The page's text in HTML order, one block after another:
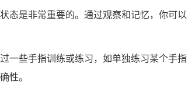
态是非常重要的。通过观察和记忆，你可以
一些手指训练或练习，如单独练习某个手指
性。